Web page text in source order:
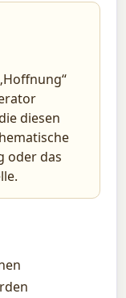
diesen
oder das